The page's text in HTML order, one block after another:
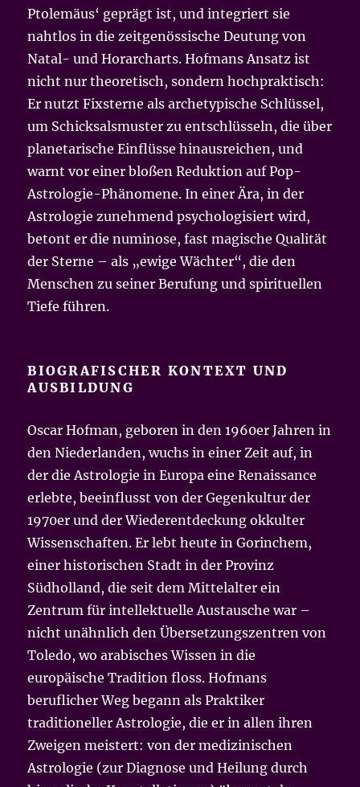
Ptolemäus‘ geprägt ist, und integriert sie
nahtlos in die zeitgenössische Deutung von
Natal- und Horarcharts. Hofmans Ansatz ist
nicht nur theoretisch, sondern hochpraktisch:
Er nutzt Fixsterne als archetypische Schlüssel,
um Schicksalsmuster zu entschlüsseln, die über
planetarische Einflüsse hinausreichen, und
warnt vor einer bloßen Reduktion auf Pop-
Astrologie-Phänomene. In einer Ära, in der
Astrologie zunehmend psychologisiert wird,
betont er die numinose, fast magische Qualität
der Sterne – als „ewige Wächter“, die den
Menschen zu seiner Berufung und spirituellen
Tiefe führen.
BIOGRAFISCHER KONTEXT UND
AUSBILDUNG
Oscar Hofman, geboren in den 1960er Jahren in
den Niederlanden, wuchs in einer Zeit auf, in
der die Astrologie in Europa eine Renaissance
erlebte, beeinflusst von der Gegenkultur der
1970er und der Wiederentdeckung okkulter
Wissenschaften. Er lebt heute in Gorinchem,
einer historischen Stadt in der Provinz
Südholland, die seit dem Mittelalter ein
Zentrum für intellektuelle Austausche war –
nicht unähnlich den Übersetzungszentren von
Toledo, wo arabisches Wissen in die
europäische Tradition floss. Hofmans
beruflicher Weg begann als Praktiker
traditioneller Astrologie, die er in allen ihren
Zweigen meistert: von der medizinischen
Astrologie (zur Diagnose und Heilung durch